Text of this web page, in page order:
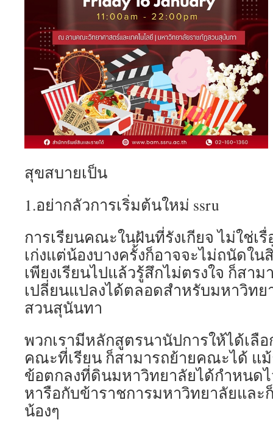
สุขสบายเป็น
1.อย่ากลัวการเริ่มต้นใหม่ ssru
การเรียนคณะในฝันที่รังเกียจ ไม่ใช่เ
เก่งแต่น้องบางครั้งก็อาจจะไม่ถนัดใ
เพียงเรียนไปแล้วรู้สึกไม่ตรงใจ ก็สา
เปลี่ยนแปลงได้ตลอดสำหรับมหาวิท
สวนสุนันทา
พวกเรามีหลักสูตรนานัปการให้ได้เลือ
คณะที่เรียน ก็สามารถย้ายคณะได้ แ
ข้อตกลงที่ดินมหาวิทยาลัยได้กำหนด
หารือกับข้าราชการมหาวิทยาลัยแล
น้องๆ